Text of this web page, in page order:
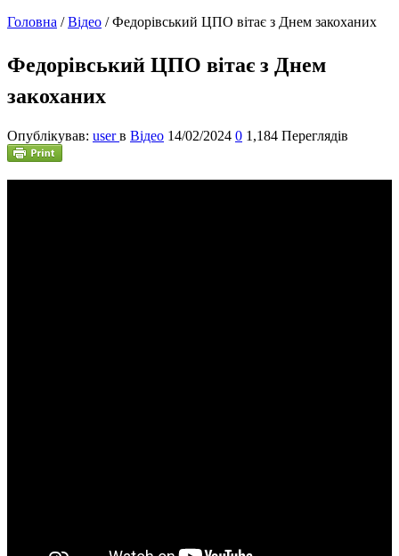
Головна /Відео /Федорівський ЦПО вітає з Днем закоханих
Федорівський ЦПО вітає з Днем
закоханих
Опублікував: userв Відео 14/02/2024 0 1,184 Переглядів